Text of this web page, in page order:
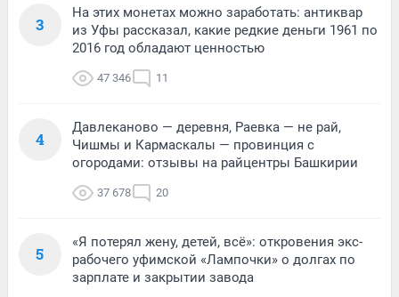
3
На этих монетах можно заработать: антиквар
из Уфы рассказал, какие редкие деньги 1961 по
2016 год обладают ценностью
47 346 11
4
Давлеканово — деревня, Раевка — не рай,
Чишмы и Кармаскалы — провинция с
огородами: отзывы на райцентры Башкирии
37 678 20
5
«Я потерял жену, детей, всё»: откровения экс-
рабочего уфимской «Лампочки» о долгах по
зарплате и закрытии завода